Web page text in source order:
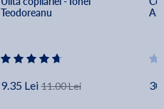
Teodoreanu
9.35 Lei 11.00 Lei